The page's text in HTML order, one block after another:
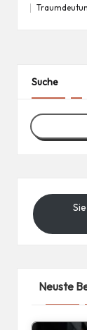
Posted
Suche
Neuste